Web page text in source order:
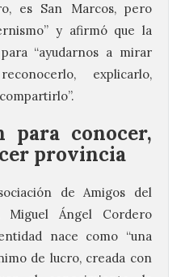
es San Marcos, pero
y afirmó que la
“ayudarnos a mirar
explicarlo,
para conocer,
provincia
de Amigos del
Miguel Ángel Cordero
nace como “una
de lucro, creada con